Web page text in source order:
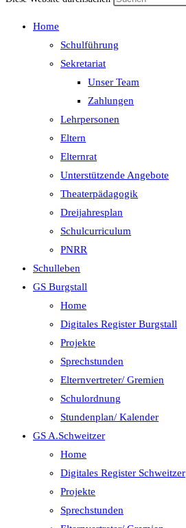
Home
Schulführung
Sekretariat
Unser Team
Zahlungen
Lehrpersonen
Eltern
Elternrat
Unterstützende Angebote
Theaterpädagogik
Dreijahresplan
Schulcurriculum
PNRR
Schulleben
GS Burgstall
Home
Digitales Register Burgstall
Projekte
Sprechstunden
Elternvertreter/ Gremien
Schulordnung
Stundenplan/ Kalender
GS A.Schweitzer
Home
Digitales Register Schweitzer
Projekte
Sprechstunden